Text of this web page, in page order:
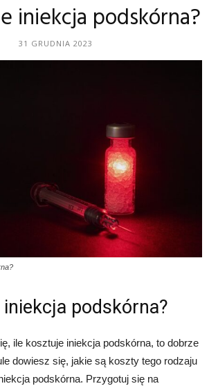
iniekcja podskórna?
31 GRUDNIA 2023
iniekcja podskórna?
ile kosztuje iniekcja podskórna, to dobrze
dowiesz się, jakie są koszty tego rodzaju
podskórna. Przygotuj się na